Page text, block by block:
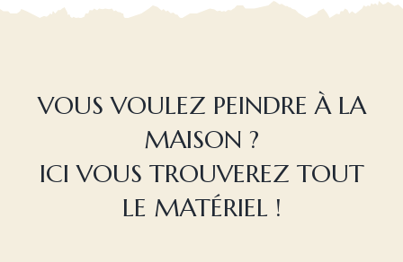
VOUS VOULEZ PEINDRE À LA
MAISON ?
ICI VOUS TROUVEREZ TOUT
LE MATÉRIEL !